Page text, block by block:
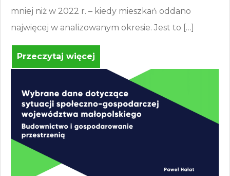
mniej niż w 2022 r. – kiedy mieszkań oddano
najwięcej w analizowanym okresie. Jest to […]
Przeczytaj więcej